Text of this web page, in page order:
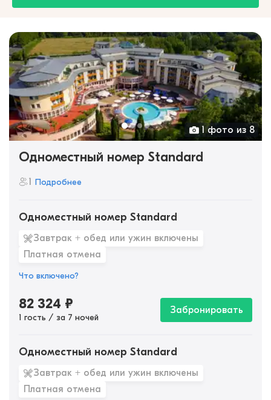
1 фото из 8
Одноместный номер Standard
1 Подробнее
Одноместный номер Standard
Завтрак + обед или ужин включены
Платная отмена
Что включено?
82 324 ₽
1 гость / за 7 ночей
Забронировать
Одноместный номер Standard
Завтрак + обед или ужин включены
Платная отмена